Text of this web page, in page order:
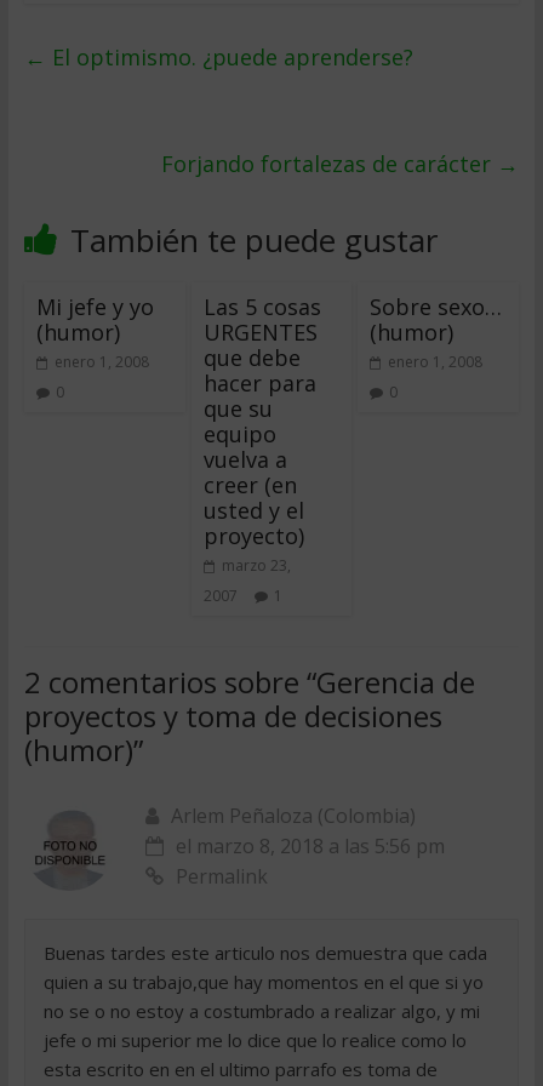
← El optimismo. ¿puede aprenderse?
Forjando fortalezas de carácter →
También te puede gustar
Mi jefe y yo
(humor)
enero 1, 2008
0
Las 5 cosas
URGENTES
que debe
hacer para
que su
equipo
vuelva a
creer (en
usted y el
proyecto)
marzo 23,
2007
1
Sobre sexo…
(humor)
enero 1, 2008
0
2 comentarios sobre “Gerencia de
proyectos y toma de decisiones
(humor)”
Arlem Peñaloza (Colombia)
el marzo 8, 2018 a las 5:56 pm
Permalink
Buenas tardes este articulo nos demuestra que cada
quien a su trabajo,que hay momentos en el que si yo
no se o no estoy a costumbrado a realizar algo, y mi
jefe o mi superior me lo dice que lo realice como lo
esta escrito en en el ultimo parrafo es toma de